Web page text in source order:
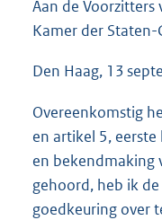
Aan de Voorzitters
Kamer der Staten-
Den Haag, 13
Overeenkomstig
en artikel 5,
en bekendmaking
gehoord, heb ik
goedkeuring over